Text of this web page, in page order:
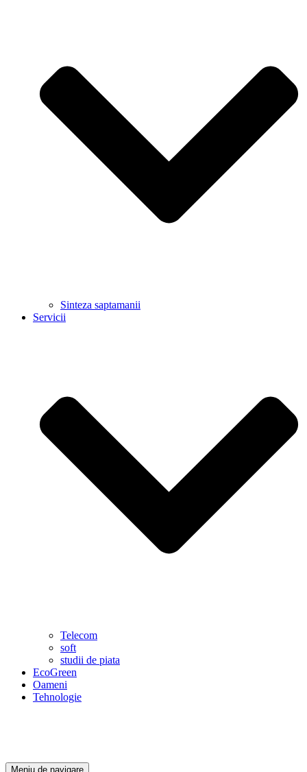
Sinteza saptamanii
Servicii
Telecom
soft
studii de piata
EcoGreen
Oameni
Tehnologie
Meniu de navigare